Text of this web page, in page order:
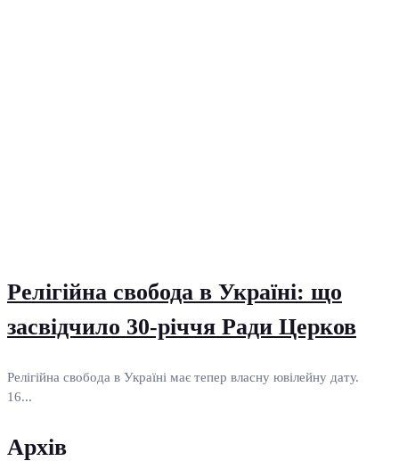
Релігійна свобода в Україні: що
засвідчило 30-річчя Ради Церков
Релігійна свобода в Україні має тепер власну ювілейну дату.
16...
Архів